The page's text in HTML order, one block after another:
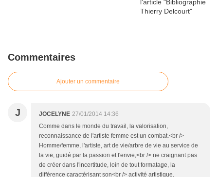
Commentaires
Ajouter un commentaire
J JOCELYNE 27/01/2014 14:36
Comme dans le monde du travail, la valorisation,
reconnaissance de l'artiste femme est un combat.<br />
Homme/femme, l'artiste, art de vie/arbre de vie au service de
la vie, guidé par la passion et l'envie,<br /> ne craignant pas
de créer dans l'incertitude, loin de tout formatage, la
différence caractérisant son<br /> activité artistique.